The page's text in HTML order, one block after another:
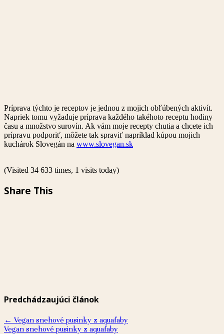
Príprava týchto je receptov je jednou z mojich obľúbených aktivít.
Napriek tomu vyžaduje príprava každého takéhoto receptu hodiny
času a množstvo surovín. Ak vám moje recepty chutia a chcete ich
prípravu podporiť, môžete tak spraviť napríklad kúpou mojich
kuchárok Slovegán na www.slovegan.sk
(Visited 34 633 times, 1 visits today)
Share This
Predchádzaujúci článok
← Vegan snehové pusinky z aquafaby
Vegan snehové pusinky z aquafaby